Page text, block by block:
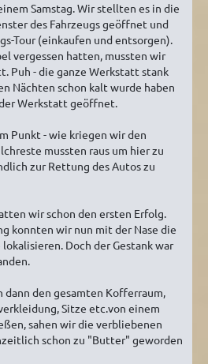
Samstag. Wir stellten es in die
des Fahrzeugs geöffnet und
Tour (einkaufen und entsorgen).
vergessen hatten, mussten wir
Puh - die ganze Werkstatt stank
Nächten schon kalt wurde haben
Werkstatt geöffnet.
Punkt - wie kriegen wir den
mussten raus um hier zu
zur Rettung des Autos zu
wir schon den ersten Erfolg.
konnten wir nun mit der Nase die
Doch der Gestank war
dann den gesamten Kofferraum,
Sitze etc.von einem
sahen wir die verbliebenen
schon zu "Butter" geworden